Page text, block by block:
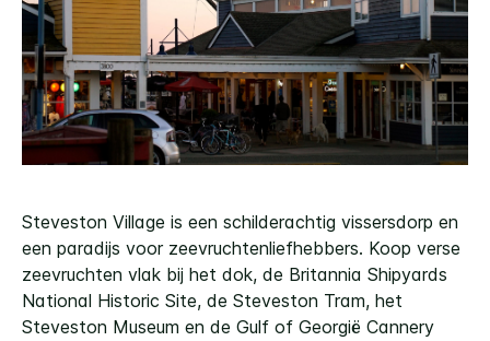
Steveston Village is een schilderachtig vissersdorp en
een paradijs voor zeevruchtenliefhebbers. Koop verse
zeevruchten vlak bij het dok, de Britannia Shipyards
National Historic Site, de Steveston Tram, het
Steveston Museum en de Gulf of Georgië Cannery